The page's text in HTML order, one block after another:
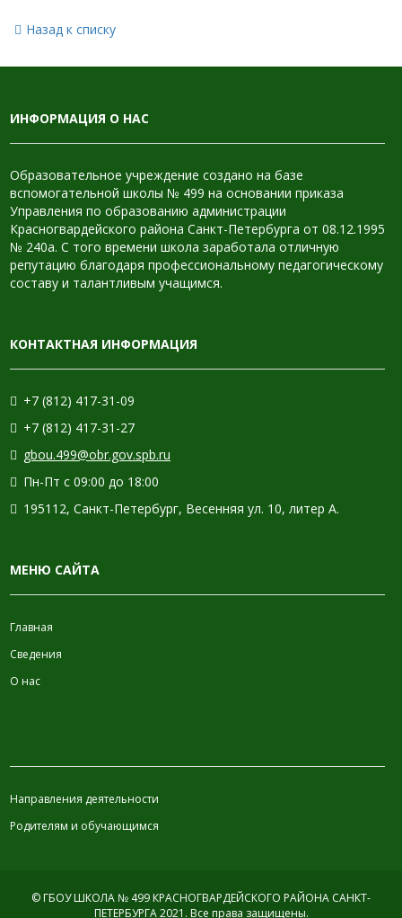
Назад к списку
ИНФОРМАЦИЯ О НАС
Образовательное учреждение создано на базе
вспомогательной школы № 499 на основании приказа
Управления по образованию администрации
Красногвардейского района Санкт-Петербурга от 08.12.1995
№ 240а. С того времени школа заработала отличную
репутацию благодаря профессиональному педагогическому
составу и талантливым учащимся.
КОНТАКТНАЯ ИНФОРМАЦИЯ
+7 (812) 417-31-09
+7 (812) 417-31-27
gbou.499@obr.gov.spb.ru
Пн-Пт с 09:00 до 18:00
195112, Санкт-Петербург, Весенняя ул. 10, литер А.
МЕНЮ САЙТА
Главная
Сведения
О нас
Направления деятельности
Родителям и обучающимся
© ГБОУ ШКОЛА № 499 КРАСНОГВАРДЕЙСКОГО РАЙОНА САНКТ-
ПЕТЕРБУРГА 2021. Все права защищены.